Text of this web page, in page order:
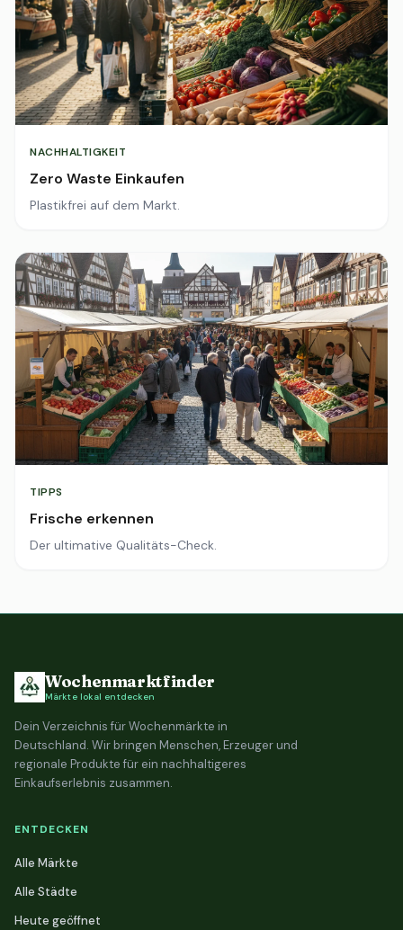
NACHHALTIGKEIT
Zero Waste Einkaufen
Plastikfrei auf dem Markt.
TIPPS
Frische erkennen
Der ultimative Qualitäts-Check.
Wochenmarktfinder
Märkte lokal entdecken
Dein Verzeichnis für Wochenmärkte in
Deutschland. Wir bringen Menschen, Erzeuger und
regionale Produkte für ein nachhaltigeres
Einkaufserlebnis zusammen.
ENTDECKEN
Alle Märkte
Alle Städte
Heute geöffnet